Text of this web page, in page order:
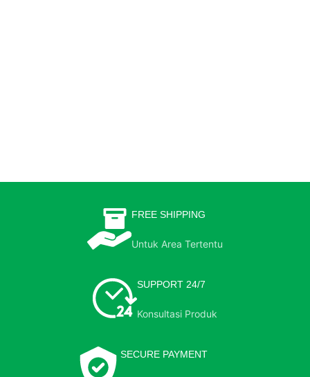
FREE SHIPPING
Untuk Area Tertentu
SUPPORT 24/7
Konsultasi Produk
SECURE PAYMENT